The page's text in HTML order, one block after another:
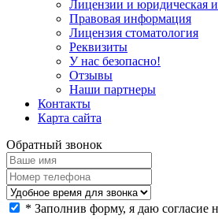
Лицензии и юридическая
Правовая информация
Лицензия стоматология
Реквизиты
У нас безопасно!
Отзывы
Наши партнеры
Контакты
Карта сайта
Обратный звонок
* Заполнив форму, я даю согласие